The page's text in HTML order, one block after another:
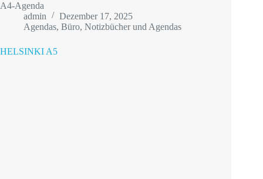
A4-Agenda
admin
Dezember 17, 2025
Agendas, Büro, Notizbücher und Agendas
HELSINKI A5